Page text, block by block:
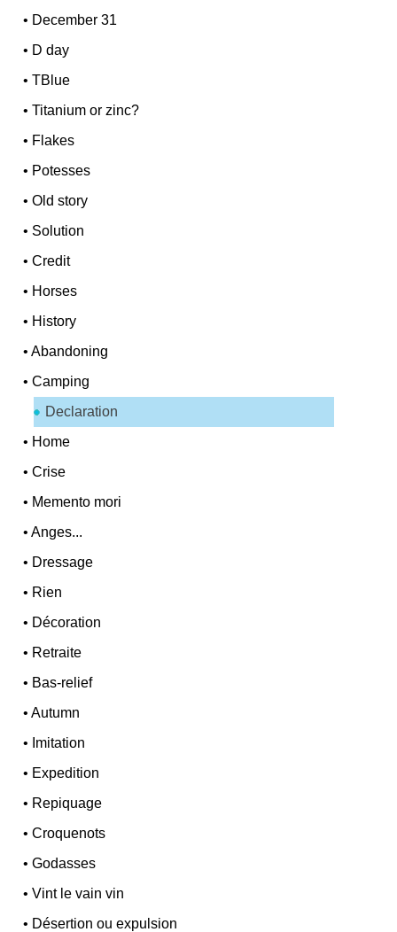
• December 31
• D day
•TBlue
•Titanium or zinc?
• Flakes
• Potesses
•Old story
• Solution
•Credit
• Horses
• History
•Abandoning
•Camping
Declaration
• Home
•Crise
• Memento mori
•Anges...
• Dressage
• Rien
• Décoration
• Retraite
• Bas-relief
•Autumn
• Imitation
• Expedition
• Repiquage
•Croquenots
•Godasses
•Vint le vain vin
• Désertion ou expulsion